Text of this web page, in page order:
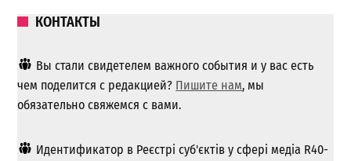
КОНТАКТЫ
Вы стали свидетелем важного события и у вас есть
чем поделится с редакцией? Пишите нам, мы
обязательно свяжемся с вами.
Идентификатор в Реєстрі суб'єктів у сфері медіа R40-